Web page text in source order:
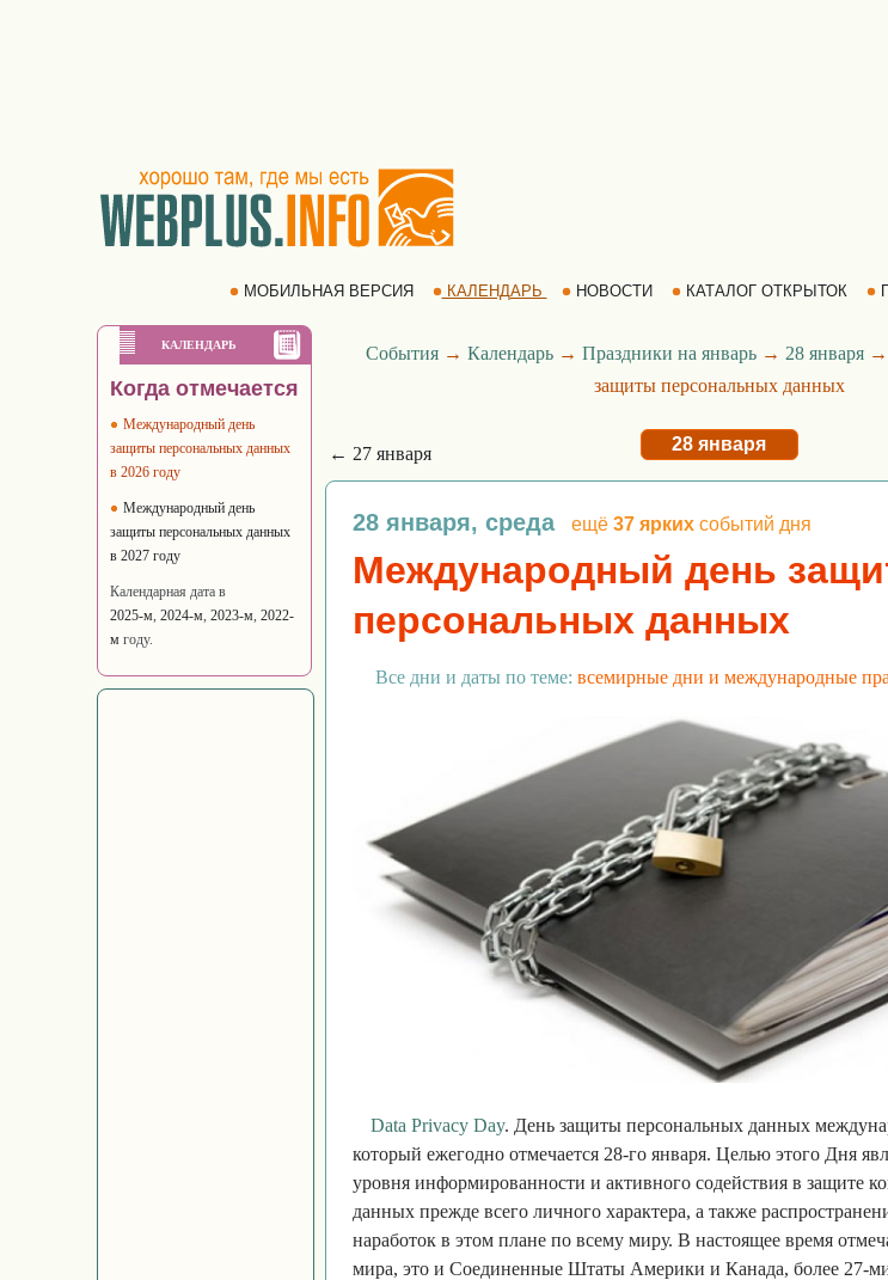
МОБИЛЬНАЯ ВЕРСИЯ КАЛЕНДАРЬ НОВОСТИ КАТАЛОГ ОТКРЫТОК
КАЛЕНДАРЬ
Когда отмечается
Международный день
защиты персональных данных
в 2026 году
Международный день
защиты персональных данных
в 2027 году
Календарная дата в
2025-м, 2024-м, 2023-м, 2022-
м году.
События→ Календарь→ Праздники на январь→ 28 января→
защиты персональных данных
← 27 января 28 января
28 января, среда ещё 37 ярких событий дня
Международный день
персональных данных
Все дни и даты по теме: всемирные дни и международные
Data Privacy Day. День защиты персональных данных
который ежегодно отмечается 28-го января. Целью этого Дня
уровня информированности и активного содействия в защите
данных прежде всего личного характера, а также
наработок в этом плане по всему миру. В настоящее время
мира, это и Соединенные Штаты Америки и Канада, более 27-